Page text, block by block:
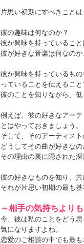
片思い初期にすべきこと
彼の趣味は何なのか？
彼が興味を持っていること
彼が好きな音楽は何なの
彼が興味を持っているも
っていることを伝えること
彼のことを知りながら、
例えば、彼の好きなアー
とはやっておきましょう。
そして、そのアーティス
どうしてその曲が好きな
その理由の裏に隠された
彼の好きなものを知り、共
それが片思い初期の最も基
～相手の気持ちより
今、彼は私のことをどう思
気になりますよね。
恋愛のご相談の中でも最